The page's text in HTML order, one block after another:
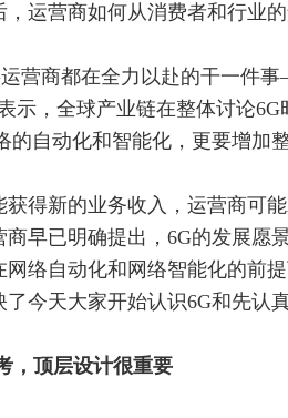
，运营商如何从消费者和行业
运营商都在全力以赴的干一件
示，全球产业链在整体讨论
的自动化和智能化，更要增加
获得新的业务收入，运营商可
商早已明确提出，6G的发展愿
网络自动化和网络智能化的前
今天大家开始认识6G和先认
，顶层设计很重要